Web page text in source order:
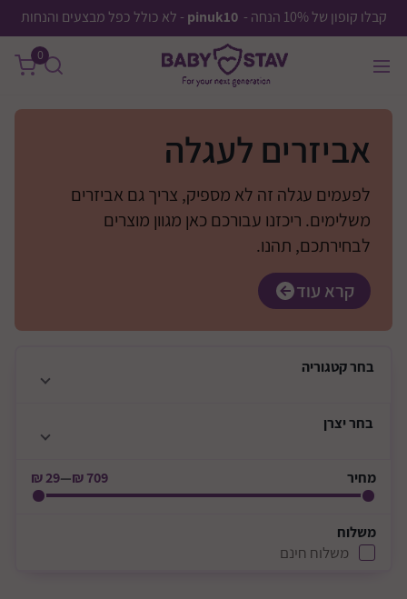
קבלו קופון של 10% הנחה - pinuk10 - לא כולל כפל מבצעים והנחות
0
אביזרים לעגלה
לפעמים עגלה זה לא מספיק, צריך גם אביזרים
משלימים. ריכזנו עבורכם כאן מגוון מוצרים
לבחירתכם, תהנו.
קרא עוד
בחרקטגוריה
בחריצרן
מחיר 709 ₪
—
29 ₪
משלוח
משלוח חינם